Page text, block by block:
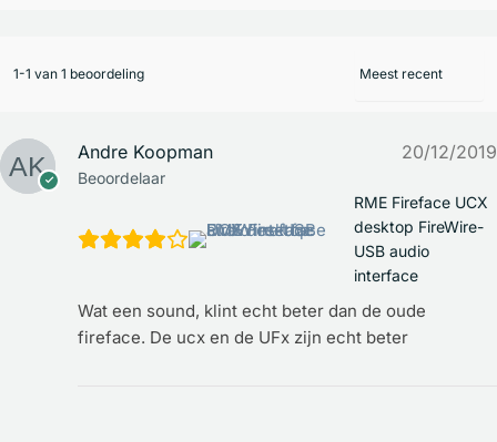
1-1 van 1 beoordeling
Andre Koopman
Beoordelaar
20/12/2019
RME Fireface UCX
desktop FireWire-
USB audio
interface
Wat een sound, klint echt beter dan de oude
fireface. De ucx en de UFx zijn echt beter